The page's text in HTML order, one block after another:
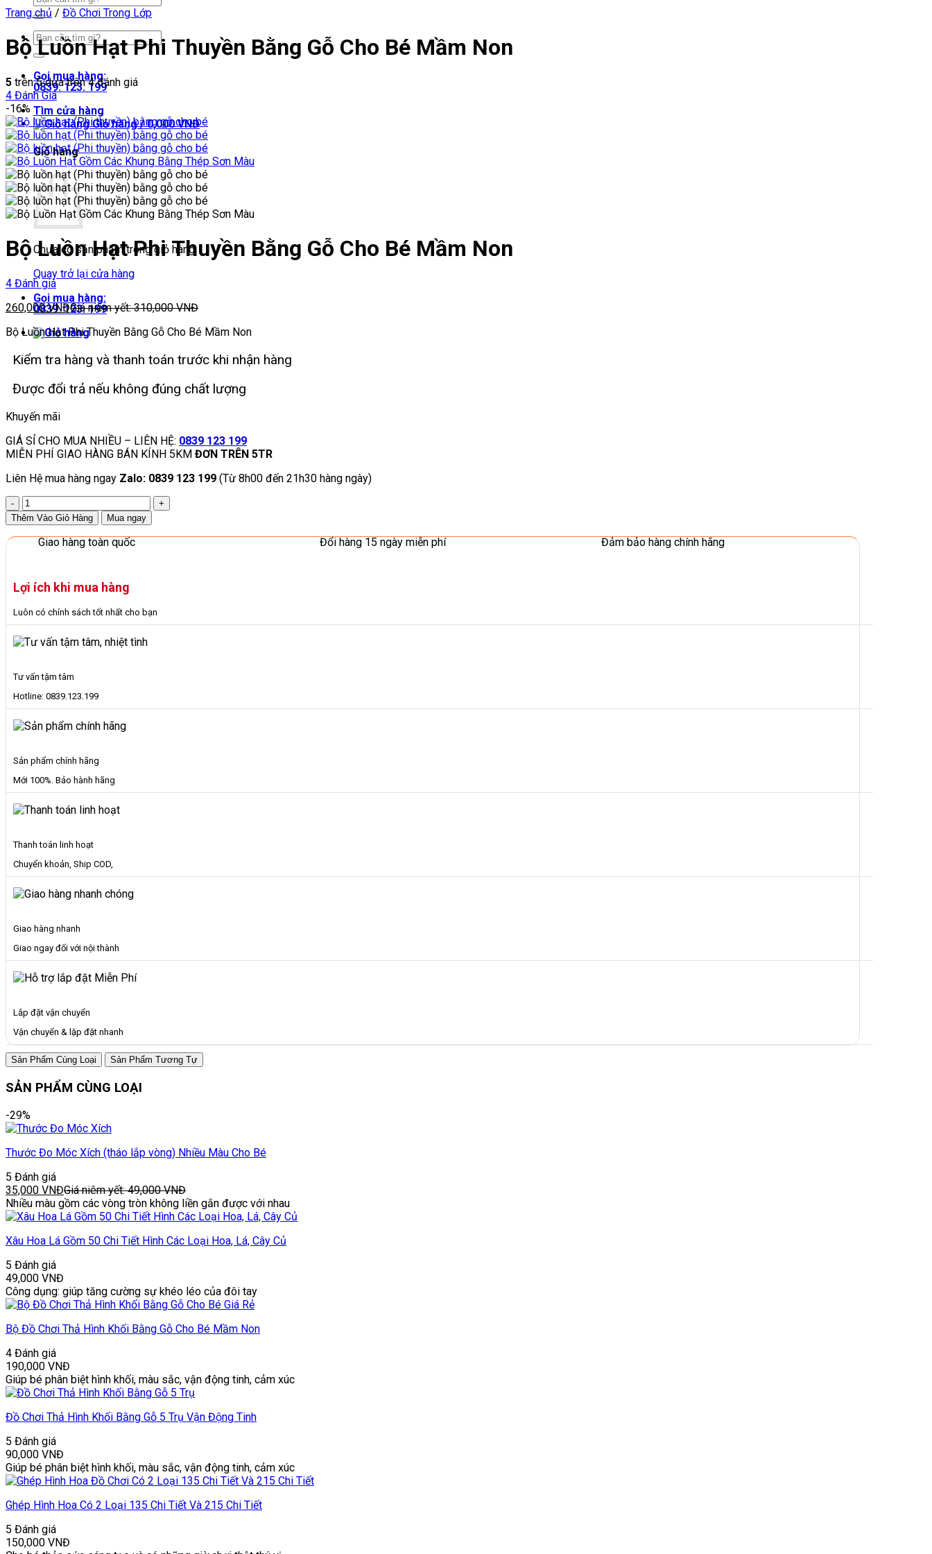
kiếm:
Tìm
kiếm:
Gọi mua hàng:
0839. 123. 199
Tìm cửa hàng
Giỏ hàng /0,000VNĐ
Giỏ hàng
Chưa có sản phẩm trong giỏ hàng.
Quay trở lại cửa hàng
Gọi mua hàng:
0839. 123. 199
Trang chủ / Đồ Chơi Trong Lớp
Bộ Luồn Hạt Phi Thuyền Bằng Gỗ Cho Bé Mầm Non
5 trên 5 dựa trên4đánh giá
4 Đánh Giá
-16%
Bộ Luồn Hạt Phi Thuyền Bằng Gỗ Cho Bé Mầm Non
4 Đánh giá
260,000VNĐGiá niêm yết:310,000VNĐ
Bộ Luồn Hạt Phi Thuyền Bằng Gỗ Cho Bé Mầm Non
Kiểm tra hàng và thanh toán trước khi nhận hàng
Được đổi trả nếu không đúng chất lượng
Khuyến mãi
GIÁ SỈ CHO MUA NHIỀU – LIÊN HỆ: 0839 123 199
MIỄN PHÍ GIAO HÀNG BÁN KÍNH 5KM ĐƠN TRÊN 5TR
Liên Hệ mua hàng ngay Zalo: 0839 123 199 (Từ 8h00 đến 21h30 hàng ngày)
Bộ
Luồn
Hạt
Gỗ
Cho
Bé
Non
số
Thêm Vào Giỏ Hàng Mua ngay
Giao hàng toàn quốc Đổi hàng 15 ngày miễn phí Đảm bảo hàng chính hãng
Lợi ích khi mua hàng
Luôn có chính sách tốt nhất cho bạn
Tư vấn tậm tâm
Hotline: 0839.123.199
Sản phẩm chính hãng
Mới 100%. Bảo hành hãng
Thanh toán linh hoạt
Chuyển khoản, Ship COD,
Giao hàng nhanh
Giao ngay đối với nội thành
Lắp đặt vận chuyển
Vận chuyển & lặp đặt nhanh
Sản Phẩm Cùng Loại Sản Phẩm Tương Tự
SẢN PHẨM CÙNG LOẠI
-29%
Thước Đo Móc Xích (tháo lắp vòng) Nhiều Màu Cho Bé
5 Đánh giá
35,000 VNĐGiá niêm yết:49,000VNĐ
Nhiều màu gồm các vòng tròn không liền gắn được với nhau
Xâu Hoa Lá Gồm 50 Chi Tiết Hình Các Loại Hoa, Lá, Cây Củ
5 Đánh giá
49,000 VNĐ
Công dụng: giúp tăng cường sự khéo léo của đôi tay
Bộ Đồ Chơi Thả Hình Khối Bằng Gỗ Cho Bé Mầm Non
4 Đánh giá
190,000 VNĐ
Giúp bé phân biệt hình khối, màu sắc, vận động tinh, cảm xúc
Đồ Chơi Thả Hình Khối Bằng Gỗ 5 Trụ Vận Động Tinh
5 Đánh giá
90,000 VNĐ
Giúp bé phân biệt hình khối, màu sắc, vận động tinh, cảm xúc
Ghép Hình Hoa Có 2 Loại 135 Chi Tiết Và 215 Chi Tiết
5 Đánh giá
150,000 VNĐ